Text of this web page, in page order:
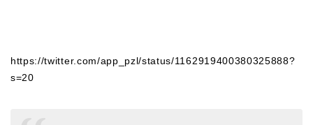
https://twitter.com/app_pzl/status/1162919400380325888?
s=20